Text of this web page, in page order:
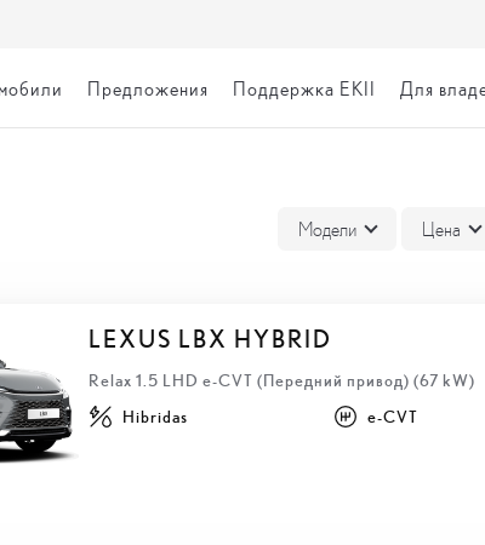
Предложения Поддержка EKII Для
ДОСТАВКАМодели Цена
LEXUS LBX HYBRID
Relax 1.5 LHD e-CVT (Передний привод) (67 kW)
Hibridas e-CVT